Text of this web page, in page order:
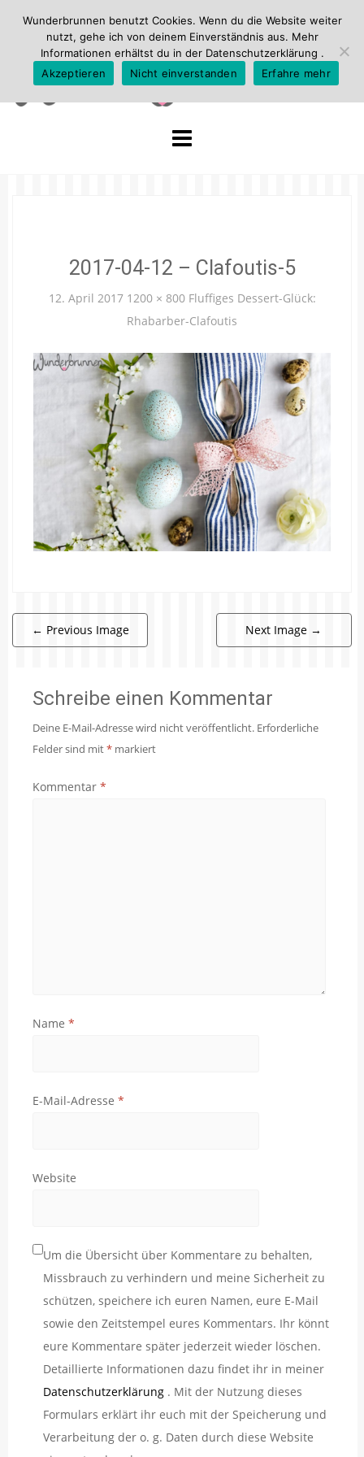
2017-04-12 – Clafoutis-5
12. April 2017 1200 × 800 Fluffiges Dessert-Glück:
Rhabarber-Clafoutis
← Previous Image Next Image →
Schreibe einen Kommentar
Deine E-Mail-Adresse wird nicht veröffentlicht. Erforderliche
Felder sind mit* markiert
Kommentar *
Name *
E-Mail-Adresse *
Website
Um die Übersicht über Kommentare zu behalten,
Missbrauch zu verhindern und meine Sicherheit zu
schützen, speichere ich euren Namen, eure E-Mail
sowie den Zeitstempel eures Kommentars. Ihr könnt
eure Kommentare später jederzeit wieder löschen.
Detaillierte Informationen dazu findet ihr in meiner
Datenschutzerklärung . Mit der Nutzung dieses
Formulars erklärt ihr euch mit der Speicherung und
Verarbeitung der o. g. Daten durch diese Website
Wunderbrunnen benutzt Cookies. Wenn du die Website weiter
nutzt, gehe ich von deinem Einverständnis aus. Mehr
Informationen erhältst du in der Datenschutzerklärung .
Akzeptieren
Nicht einverstanden Erfahre mehr